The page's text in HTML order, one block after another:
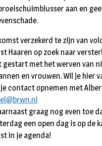
aan en
verzekerd te zijn van
Haaren op zoek naar
gestart met het werven van
en vrouwen. Wil je hier
contact opnemen met
graag nog even toe
een open dag is op de
in je agenda!